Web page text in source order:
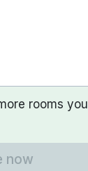
rooms you
now